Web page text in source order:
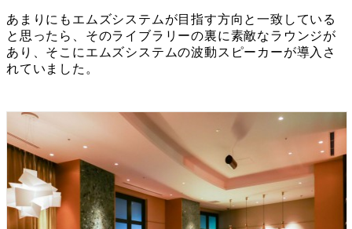
あまりにもエムズシステムが目指す方向と一致している
と思ったら、そのライブラリーの裏に素敵なラウンジが
あり、そこにエムズシステムの波動スピーカーが導入さ
れていました。